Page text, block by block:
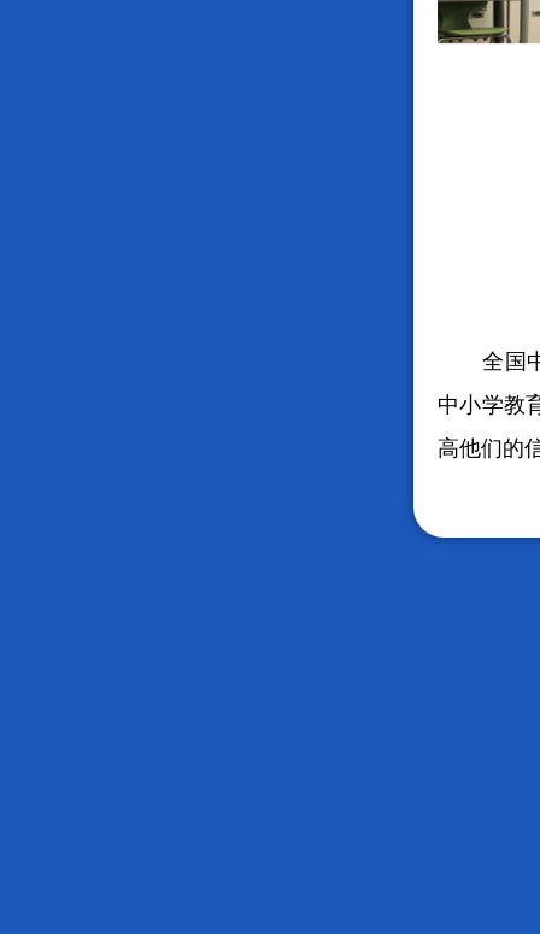
全国
中小学教
高他们的